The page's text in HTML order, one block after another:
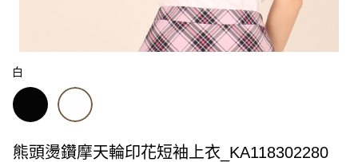
白
熊頭燙鑽摩天輪印花短袖上衣_KA118302280